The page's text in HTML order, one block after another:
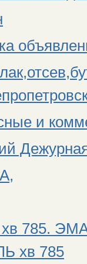
и
хв 785.
хв 785